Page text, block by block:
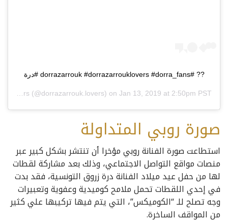
?? #dorrazarrouk #dorrazarrouklovers #dorra_fans #درة
dorrazarrouk.lovers (@dorrazarrouk.lovers) on Jan 13, 2019 at 2:50pm PST
صورة روبي المتداولة
استطاعت صورة الفنانة روبي مؤخرا أن تنتشر بشكل كبير عبر
منصات مواقع التواصل الاجتماعي، وذلك بعد مشاركة لقطات
لها من حفل عيد ميلاد الفنانة درة زروق التونسية، فقد بدت
في إحدي اللقطات تحمل ملامح كوميدية وعفوية وتعبيرات
وجه تصلح للـ “الكوميكس”، التي يتم فيها تركيبها علي كثير
من المواقف الساخرة.